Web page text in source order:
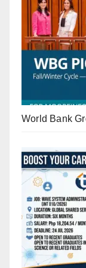
World Bank